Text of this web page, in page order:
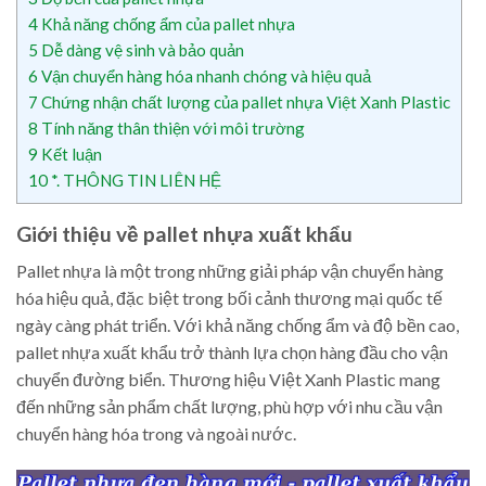
4 Khả năng chống ẩm của pallet nhựa
5 Dễ dàng vệ sinh và bảo quản
6 Vận chuyển hàng hóa nhanh chóng và hiệu quả
7 Chứng nhận chất lượng của pallet nhựa Việt Xanh Plastic
8 Tính năng thân thiện với môi trường
9 Kết luận
10 *. THÔNG TIN LIÊN HỆ
Giới thiệu về pallet nhựa xuất khẩu
Pallet nhựa là một trong những giải pháp vận chuyển hàng
hóa hiệu quả, đặc biệt trong bối cảnh thương mại quốc tế
ngày càng phát triển. Với khả năng chống ẩm và độ bền cao,
pallet nhựa xuất khẩu trở thành lựa chọn hàng đầu cho vận
chuyển đường biển. Thương hiệu Việt Xanh Plastic mang
đến những sản phẩm chất lượng, phù hợp với nhu cầu vận
chuyển hàng hóa trong và ngoài nước.